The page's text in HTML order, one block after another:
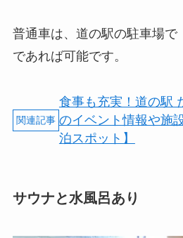
普通車は、道の駅の駐車場で
であれば可能です。
食事も充実！道の駅
のイベント情報や施
泊スポット】
サウナと水風呂あり